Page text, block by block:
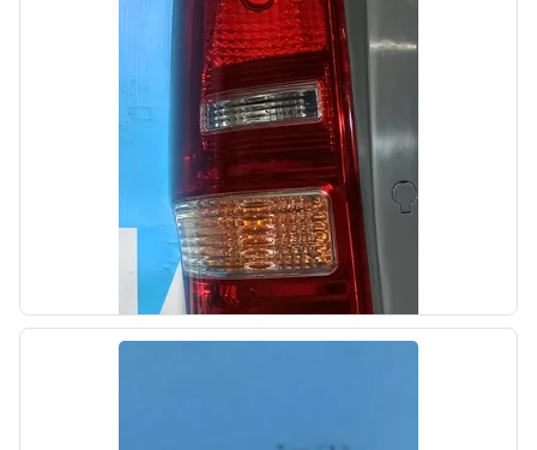
б/у
Кронштейн масляного фильтра Hyundai
Santa Fe 4 TM 2018- 2020 Дорестайл
OEM: 211212GGA0
Производитель:
Цена: 5200,00₽